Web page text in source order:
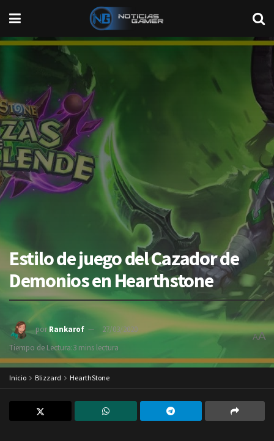
Estilo de juego del Cazador de
Demonios en Hearthstone
por Rankarof
27/03/2020
Tiempo de Lectura:3 mins lectura
AA
Inicio Blizzard HearthStone